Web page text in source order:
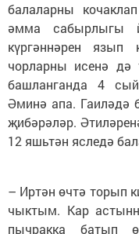
балаларны
әмма сабырлыгы
күргәннәрен язып
чорларны исенә
башланганда 4
Әминә апа. Гаиләдә
җибәрәләр.
12 яшьтән яследә
– Иртән өчтә торып
чыктым. Кар
пычракка батып